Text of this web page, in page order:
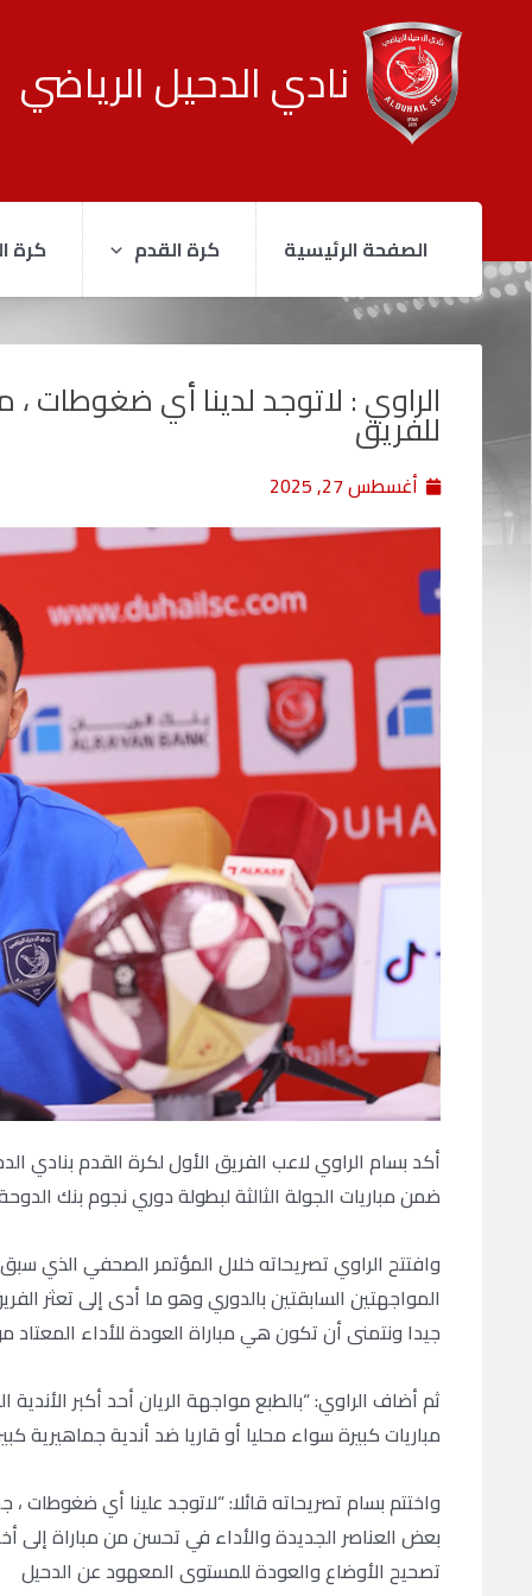
نادي الدحيل الرياضي
الصفحة الرئيسية كرة القدم كرة
الراوي : لاتوجد لدينا أي ضغوطات
للفريق
أغسطس 27, 2025
أكد بسام الراوي لاعب الفريق الأول لكرة القدم بنادي
ضمن مباريات الجولة الثالثة لبطولة دوري نجوم بنك
وافتتح الراوي تصريحاته خلال المؤتمر الصحفي الذي
المواجهتين السابقتين بالدوري وهو ما أدى إلى تعثر
جيدا ونتمنى أن تكون هي مباراة العودة للأداء المعتاد
ثم أضاف الراوي: “بالطبع مواجهة الريان أحد أكبر الأندية
مباريات كبيرة سواء محليا أو قاريا ضد أندية جماهيرية
واختتم بسام تصريحاته قائلا: “لاتوجد علينا أي ضغوطات ،
بعض العناصر الجديدة والأداء في تحسن من مباراة إلى
تصحيح الأوضاع والعودة للمستوى المعهود عن الدحيل